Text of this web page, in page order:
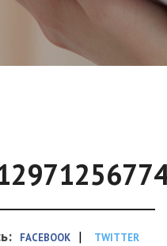
FACEBOOK | TWITTER